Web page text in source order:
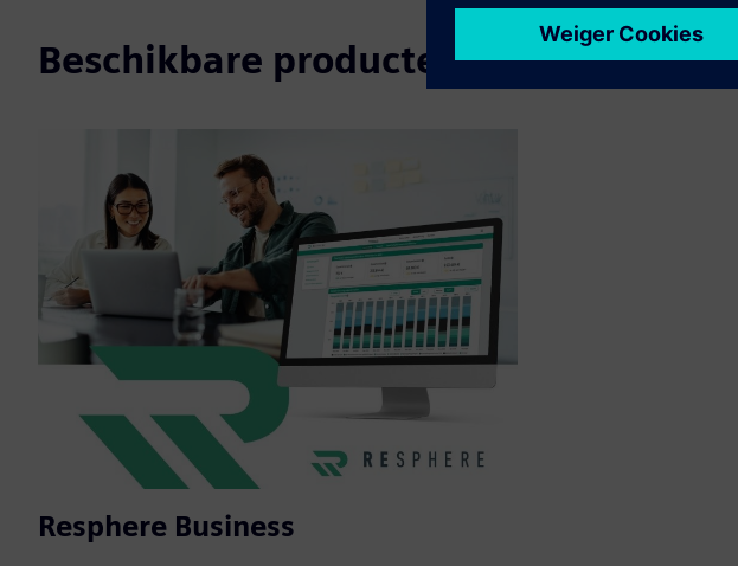
Beschikbare producten
Resphere Business